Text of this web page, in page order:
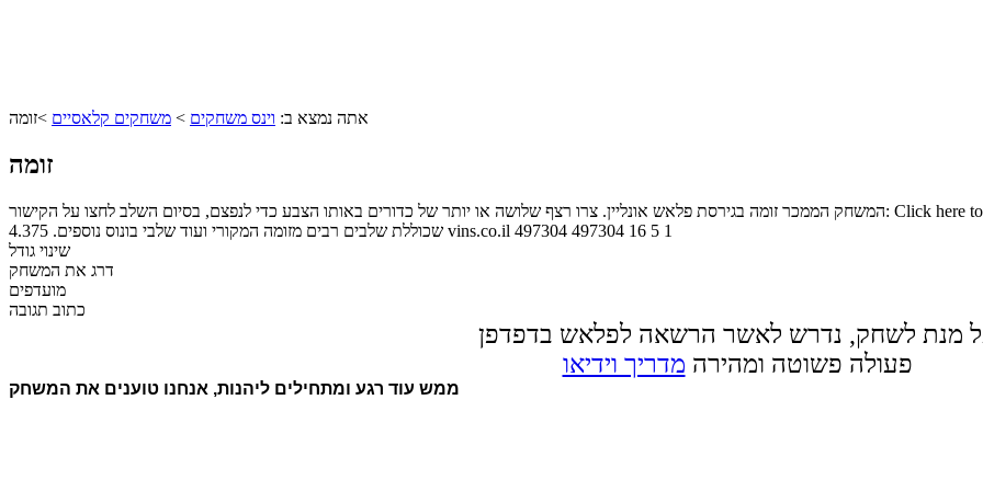
אתה נמצא ב: וינס משחקים > משחקים קלאסיים >זומה
זומה
המשחק הממכר זומה בגירסת פלאש אונליין. צרו רצף שלושה או יותר של כדורים באותו הצבע כדי לנפצם, בסיום השלב לחצו על הקישור: Click here to resume game כדי לעבור לשלב הבא. זוהי גרסת המשחק זומה דלוקס
שכוללת שלבים רבים מזומה המקורי ועוד שלבי בונוס נוספים. 4.375 vins.co.il 497304 497304 16 5 1
שינוי גודל
דרג את המשחק
מועדפים
כתוב תגובה
מנת לשחק, נדרש לאשר הרשאה לפלאש בדפדפן
פעולה פשוטה ומהירה מדריך וידיאו
ממש עוד רגע ומתחילים ליהנות, אנחנו טוענים את המשחק